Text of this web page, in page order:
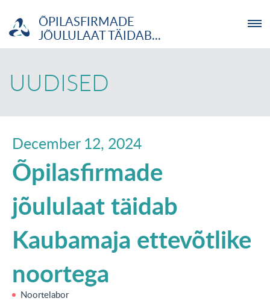
ÕPILASFIRMADE
JÕULULAAT TÄIDAB...
MTÜ
INVESTOR
TUTVUSTUS
UUDISED
KONTAKT
UUDISED
December 12, 2024
Õpilasfirmade
jõululaat täidab
Kaubamaja ettevõtlike
noortega
Noortelabor